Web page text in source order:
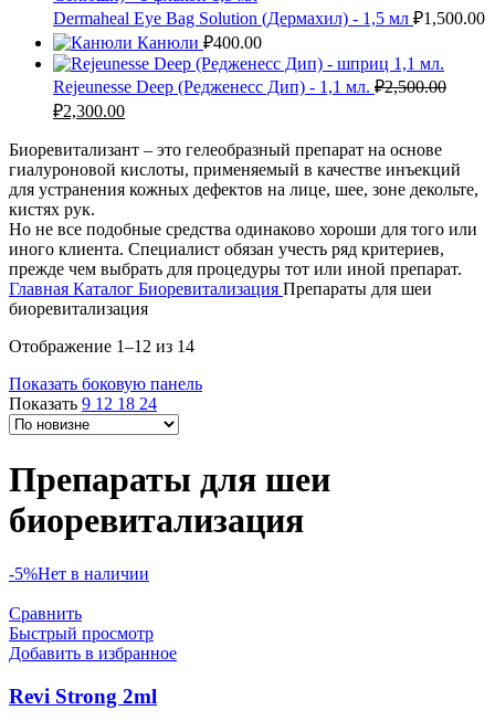
Dermaheal Eye Bag Solution (Дермахил) - 1,5 мл ₽1,500.00
Канюли ₽400.00
Rejeunesse Deep (Редженесс Дип) - 1,1 мл. ₽2,500.00
₽2,300.00
Биоревитализант – это гелеобразный препарат на основе
гиалуроновой кислоты, применяемый в качестве инъекций
для устранения кожных дефектов на лице, шее, зоне декольте,
кистях рук.
Но не все подобные средства одинаково хороши для того или
иного клиента. Специалист обязан учесть ряд критериев,
прежде чем выбрать для процедуры тот или иной препарат.
Главная Каталог Биоревитализация Препараты для шеи
биоревитализация
Отображение 1–12 из 14
Показать боковую панель
Показать 9 12 18 24
Препараты для шеи
биоревитализация
-5%Нет в наличии
Сравнить
Быстрый просмотр
Добавить в избранное
Revi Strong 2ml